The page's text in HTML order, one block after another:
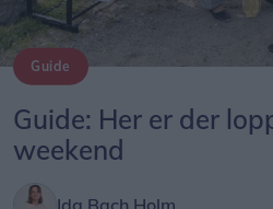
Guide
Guide: Her er der
weekend
Ida Bach Holm